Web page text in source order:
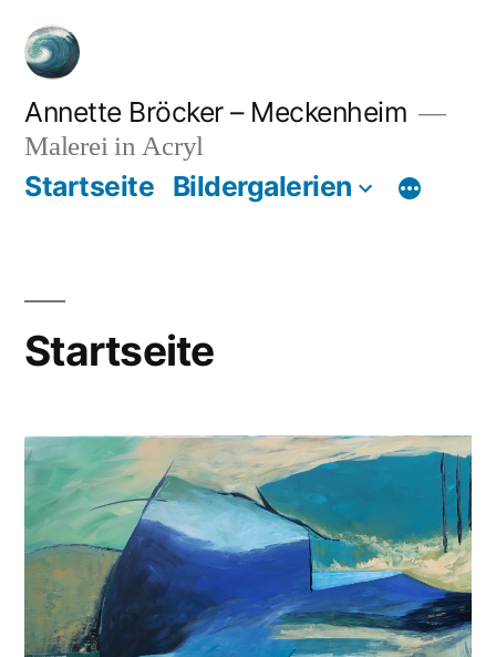
Zum
Inhalt
springen
Annette Bröcker – Meckenheim
Malerei in Acryl
Startseite Bildergalerien
Startseite